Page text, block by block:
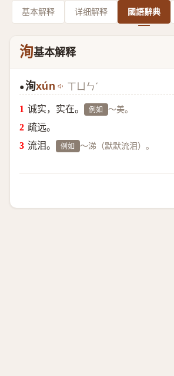
基本解释 详细解释 國語辭典
洵基本解释
●洵xún ㄒㄩㄣˊ
诚实，实在。 例如 ～美。
疏远。
流泪。
例如 ～涕（默默流泪）。